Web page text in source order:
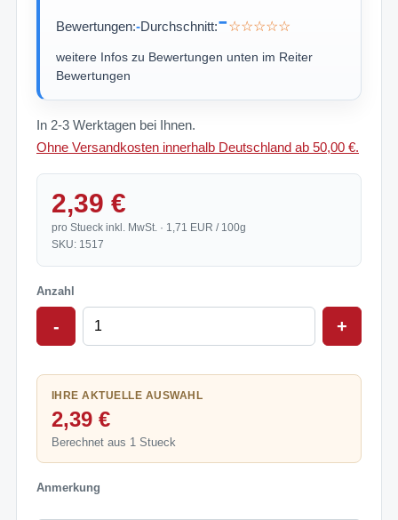
Bewertungen:-Durchschnitt:-☆☆☆☆☆
weitere Infos zu Bewertungen unten im Reiter
Bewertungen
In 2-3 Werktagen bei Ihnen.
Ohne Versandkosten innerhalb Deutschland ab 50,00 €.
2,39 €
pro Stueck inkl. MwSt. · 1,71 EUR / 100g
SKU: 1517
Anzahl
- +
IHRE AKTUELLE AUSWAHL
2,39 €
Berechnet aus 1 Stueck
Anmerkung